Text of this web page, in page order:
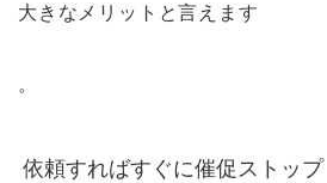
大きなメリットと言えます
。
依頼すればすぐに催促ストップ